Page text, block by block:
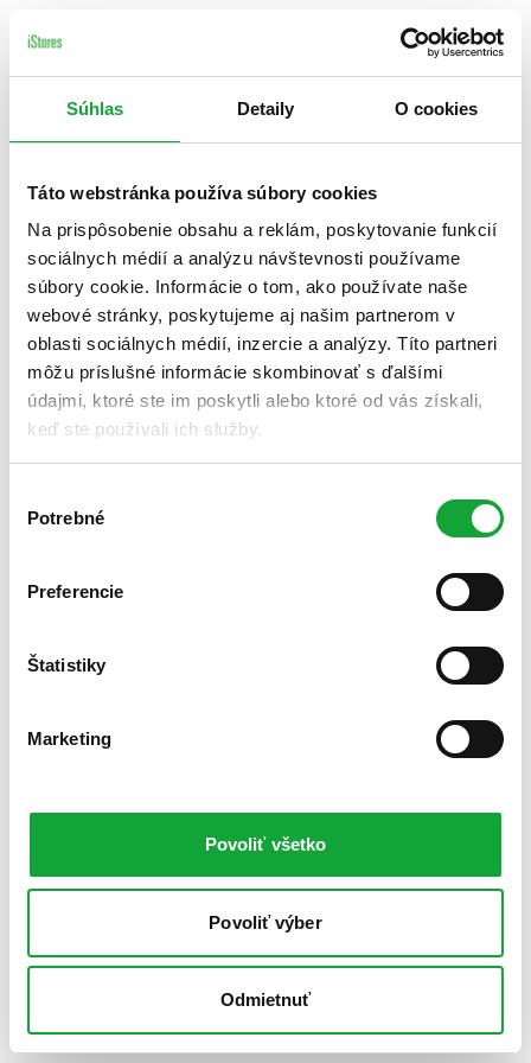
Súhlas Detaily O cookies
Táto webstránka používa súbory cookies
Na prispôsobenie obsahu a reklám, poskytovanie funkcií
sociálnych médií a analýzu návštevnosti používame
súbory cookie. Informácie o tom, ako používate naše
webové stránky, poskytujeme aj našim partnerom v
oblasti sociálnych médií, inzercie a analýzy. Títo partneri
môžu príslušné informácie skombinovať s ďalšími
údajmi, ktoré ste im poskytli alebo ktoré od vás získali,
keď ste používali ich služby.
súhlasu
Potrebné
Preferencie
Štatistiky
Marketing
Povoliť všetko
Povoliť výber
Odmietnuť